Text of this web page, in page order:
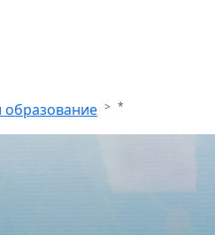
образование *